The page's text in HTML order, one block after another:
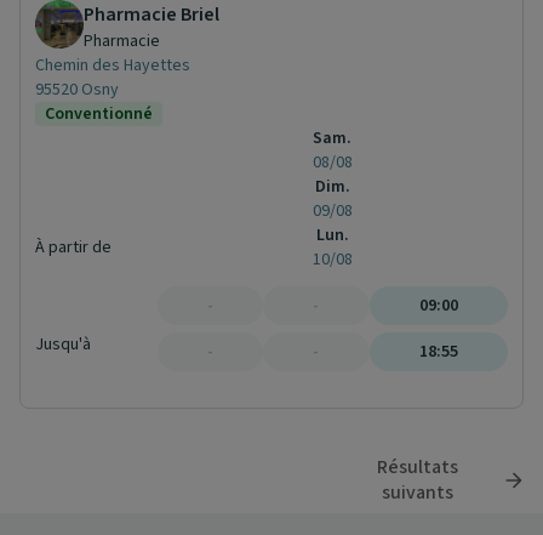
Pharmacie Briel
Pharmacie
Chemin des Hayettes
95520 Osny
Conventionné
À partir de
Jusqu'à
Sam.
08/08
Dim.
09/08
Lun.
10/08
-
-
-
-
09:00
18:55
Résultats
suivants